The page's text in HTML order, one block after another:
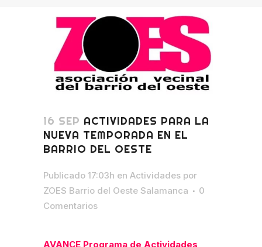
16 SEP ACTIVIDADES PARA LA
NUEVA TEMPORADA EN EL
BARRIO DEL OESTE
Publicado 17:03h en Actividades por
ZOES Barrio del Oeste Salamanca
0
Comentarios
AVANCE Programa de Actividades